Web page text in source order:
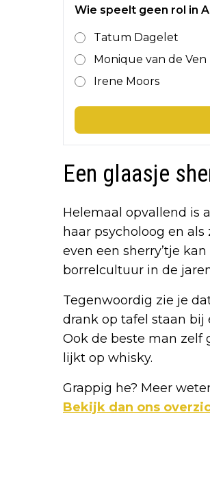
Wie speelt geen rol in
Tatum Dagelet
Monique van de Ven
Irene Moors
Een glaasje
Helemaal opvallend is
haar psycholoog en
even een sherry’tje
borrelcultuur in de
Tegenwoordig zie je
drank op tafel staan bij
Ook de beste man zelf
lijkt op whisky.
Grappig he? Meer
Bekijk dan ons